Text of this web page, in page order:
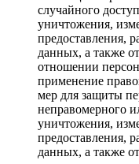
случайного
уничтожения,
предоставления,
данных, а также
отношении
применение
мер для защиты
неправомерного
уничтожения,
предоставления,
данных, а также